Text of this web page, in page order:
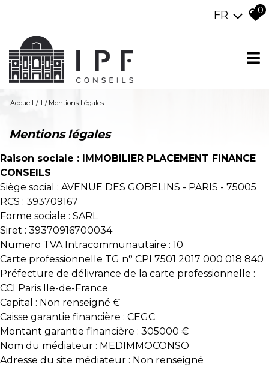
FR 0
Accueil I Mentions Légales
mentions légales
Raison sociale : IMMOBILIER PLACEMENT FINANCE
CONSEILS
Siège social : AVENUE DES GOBELINS - PARIS - 75005
RCS : 393709167
Forme sociale : SARL
Siret : 39370916700034
Numero TVA Intracommunautaire : 10
Carte professionnelle TG n° CPI 7501 2017 000 018 840
Préfecture de délivrance de la carte professionnelle :
CCI Paris Ile-de-France
Capital : Non renseigné €
Caisse garantie financière : CEGC
Montant garantie financière : 305000 €
Nom du médiateur : MEDIMMOCONSO
Adresse du site médiateur : Non renseigné